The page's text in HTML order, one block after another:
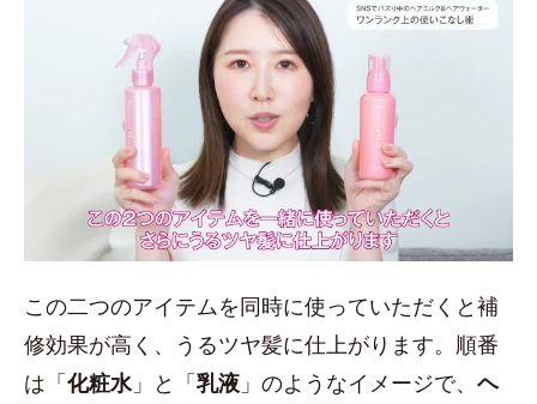
この二つのアイテムを同時に使っていただくと補
修効果が高く、うるツヤ髪に仕上がります。順番
は「化粧水」と「乳液 」のようなイメージで、 ヘ